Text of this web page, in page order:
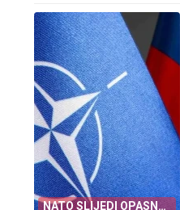
NATO SLIJEDI OPASNU